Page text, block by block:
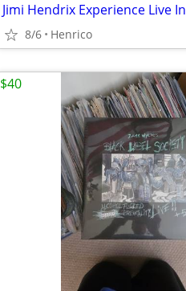
Jimi Hendrix Experience Live
8/6 Henrico
$40